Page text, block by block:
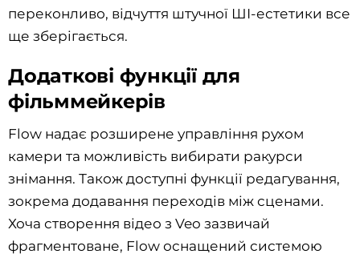
переконливо, відчуття штучної ШІ-естетики все
ще зберігається.
Додаткові функції для
фільммейкерів
Flow надає розширене управління рухом
камери та можливість вибирати ракурси
знімання. Також доступні функції редагування,
зокрема додавання переходів між сценами.
Хоча створення відео з Veo зазвичай
фрагментоване, Flow оснащений системою